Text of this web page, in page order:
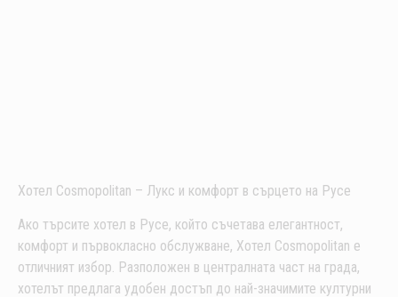
Хотел Cosmopolitan – Лукс и комфорт в сърцето на Русе
Ако търсите хотел в Русе, който съчетава елегантност,
комфорт и първокласно обслужване, Хотел Cosmopolitan е
отличният избор. Разположен в централната част на града,
хотелът предлага удобен достъп до най-значимите културни